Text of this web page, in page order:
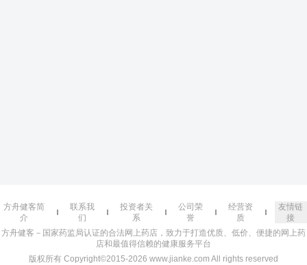
方舟健客简
介
联系我
们
投资者关
系
公司荣
誉
经营资
质
友情链
接
方舟健客－国家药监局认证的合法网上药店，致力于打造优质、低价、便捷的网上药
店和最值得信赖的健康服务平台
版权所有 Copyright©2015-2026 www.jianke.com All rights reserved